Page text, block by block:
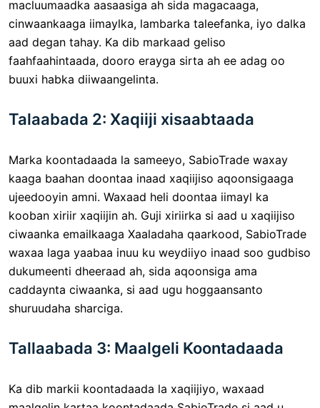
macluumaadka aasaasiga ah sida magacaaga,
cinwaankaaga iimaylka, lambarka taleefanka, iyo dalka
aad degan tahay. Ka dib markaad geliso
faahfaahintaada, dooro erayga sirta ah ee adag oo
buuxi habka diiwaangelinta.
Talaabada 2: Xaqiiji xisaabtaada
Marka koontadaada la sameeyo, SabioTrade waxay
kaaga baahan doontaa inaad xaqiijiso aqoonsigaaga
ujeedooyin amni. Waxaad heli doontaa iimayl ka
kooban xiriir xaqiijin ah. Guji xiriirka si aad u xaqiijiso
ciwaanka emailkaaga Xaaladaha qaarkood, SabioTrade
waxaa laga yaabaa inuu ku weydiiyo inaad soo gudbiso
dukumeenti dheeraad ah, sida aqoonsiga ama
caddaynta ciwaanka, si aad ugu hoggaansanto
shuruudaha sharciga.
Tallaabada 3: Maalgeli Koontadaada
Ka dib markii koontadaada la xaqiijiyo, waxaad